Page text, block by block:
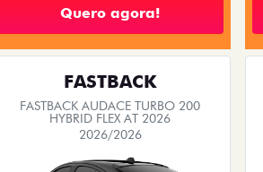
Quero agora!
FASTBACK
FASTBACK AUDACE TURBO 200
HYBRID FLEX AT 2026
2026/2026